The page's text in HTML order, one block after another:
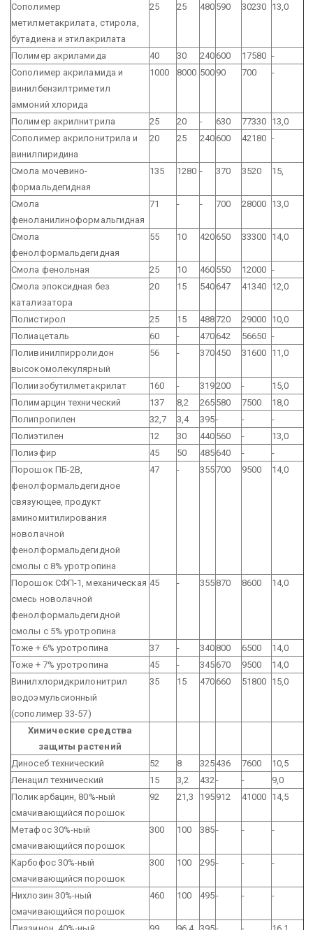
Сополимер
метилметакрилата, стирола,
бутадиена и этилакрилата
25 25 480 590 30230 13,0
Полимер акриламида 40 30 240600 17580 -
Сополимер акриламида и
винилбензилтриметил
аммоний хлорида
1000 8000 500 90 700 -
Полимер акрилнитрила 25 20 - 630 77330 13,0
Сополимер акрилонитрила и
винилпиридина
20 25 240600 42180 -
Смола мочевино-
формальдегидная
135 1280 - 370 3520 15,
Смола
феноланилиноформальгидная
71 - - 700 28000 13,0
Смола
фенолформальдегидная
55 10 420650 33300 14,0
Смола фенольная 25 10 460 550 12000 -
Смола эпоксидная без
катализатора
20 15 540647 41340 12,0
Полистирол 25 15 488720 29000 10,0
Полиацеталь
60 - 470642 56650 -
Поливинилпирролидон
высокомолекулярный
56 - 370 450 31600 11,0
Полиизобутилметакрилат 160 - 319200 -
15,0
Полимарцин технический
137 8,2 265 580 7500
18,0
Полипропилен
32,7 3,4 395- -
-
Полиэтилен
12 30 440 560 -
13,0
Полиэфир
45 50 485640 -
-
Порошок ПБ-2В,
фенолформальдегидное
связующее, продукт
аминомитилирования
новолачной
фенолформальдегидной
смолы с 8% уротропина
47 - 355700 9500 14,0
Порошок СФП-1, механическая
смесь новолачной
фенолформальдегидной
смолы с 5% уротропина
45 - 355 870 8600 14,0
Тоже + 6% уротропина 37 - 340 800 6500
14,0
Тоже + 7% уротропина
45 - 345670 9500
14,0
Винилхлоридкрилонитрил
водоэмульсионный
(сополимер 33-57)
35 15 470660 51800 15,0
Химические средства
защиты растений
Диносеб технический
52 8 325 436 7600
10,5
Ленацил технический
15 3,2 432 - -
9,0
Поликарбацин, 80%-ный
смачивающийся порошок
92 21,3 195 912 41000 14,5
Метафос 30%-ный
смачивающийся порошок
300 100 385- - -
Карбофос 30%-ный
смачивающийся порошок
300 100 295- - -
Нихлозин 30%-ный
смачивающийся порошок
460 100 495- - -
Диазинон, 40%-ный
99 96,4 395- - 16,1